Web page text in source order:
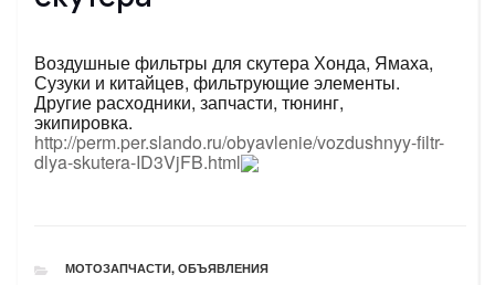
Воздушные фильтры для скутера Хонда, Ямаха,
Сузуки и китайцев, фильтрующие элементы.
Другие расходники, запчасти, тюнинг,
экипировка.
http://perm.per.slando.ru/obyavlenie/vozdushnyy-filtr-
dlya-skutera-ID3VjFB.html
РУБРИКИ
МОТОЗАПЧАСТИ, ОБЪЯВЛЕНИЯ